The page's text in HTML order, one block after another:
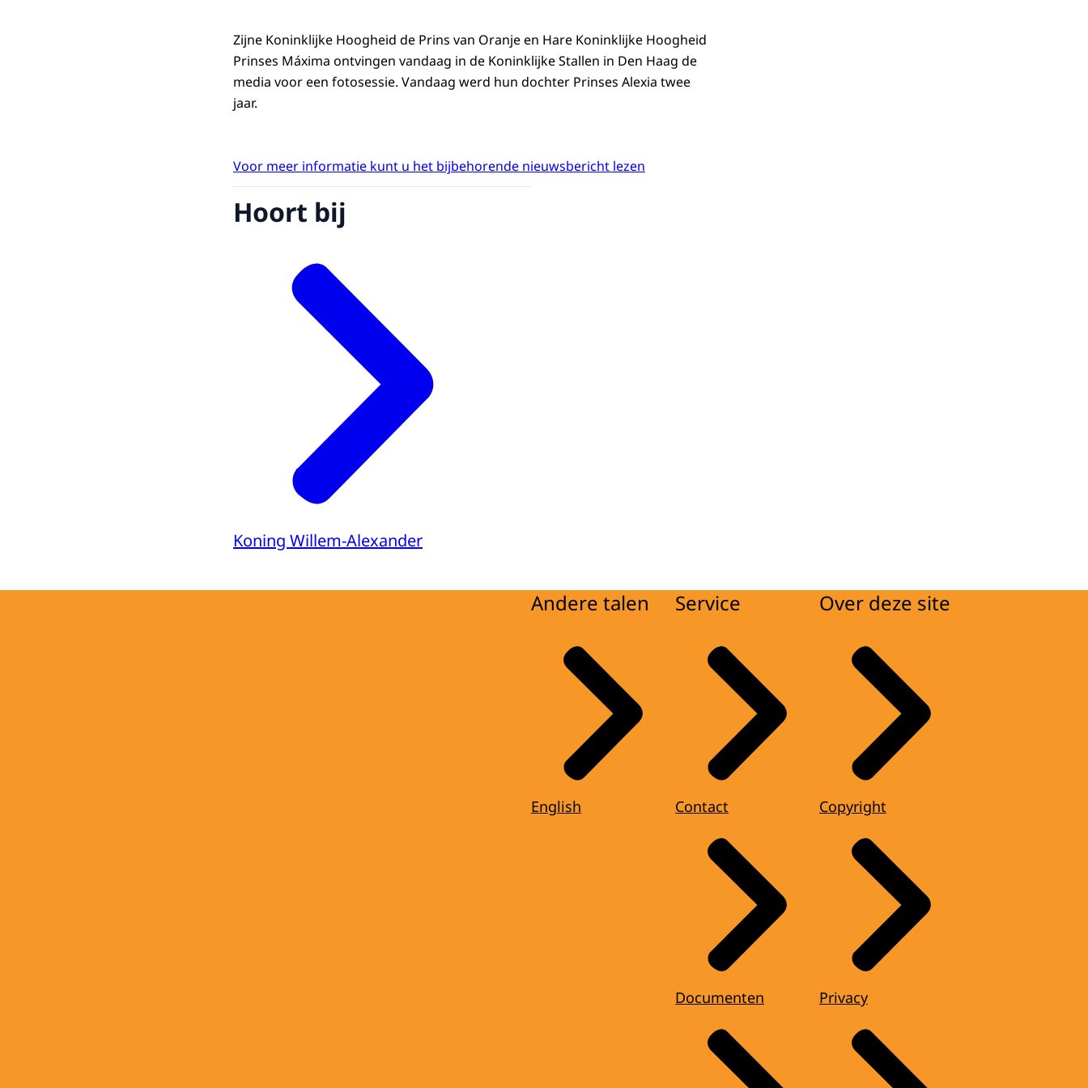
Zijne Koninklijke Hoogheid de Prins van Oranje en Hare Koninklijke Hoogheid
Prinses Máxima ontvingen vandaag in de Koninklijke Stallen in Den Haag de
media voor een fotosessie. Vandaag werd hun dochter Prinses Alexia twee
jaar.
Voor meer informatie kunt u het bijbehorende nieuwsbericht lezen
Hoort bij
Koning Willem-Alexander
Andere talen
English
Service
Contact
Documenten
Over deze site
Copyright
Privacy